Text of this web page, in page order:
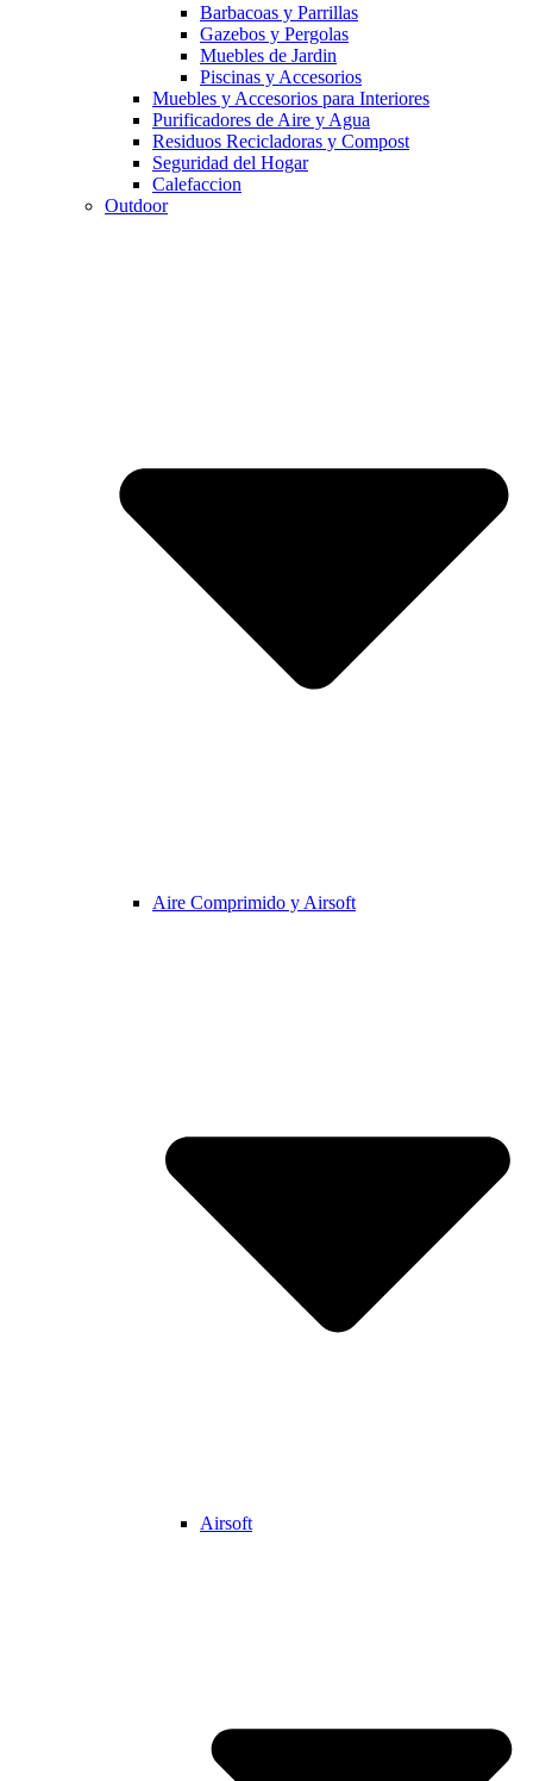
Barbacoas y Parrillas
Gazebos y Pergolas
Muebles de Jardin
Piscinas y Accesorios
Muebles y Accesorios para Interiores
Purificadores de Aire y Agua
Residuos Recicladoras y Compost
Seguridad del Hogar
Calefaccion
Outdoor
Aire Comprimido y Airsoft
Airsoft